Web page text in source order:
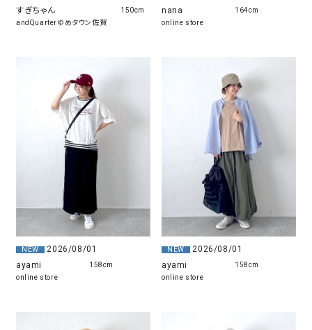
すぎちゃん
andQuarterゆめタウン佐賀
150cm
nana
online store
164cm
NEW
2026/08/01
ayami
online store
158cm
NEW
2026/08/01
ayami
online store
158cm